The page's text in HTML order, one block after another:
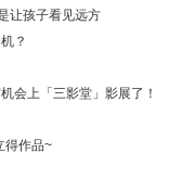
让孩子看见远方
？
会上「三影堂」影展了！
得作品~